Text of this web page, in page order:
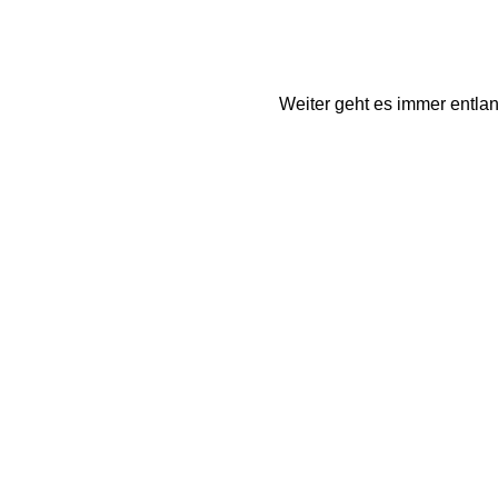
Weiter geht es immer